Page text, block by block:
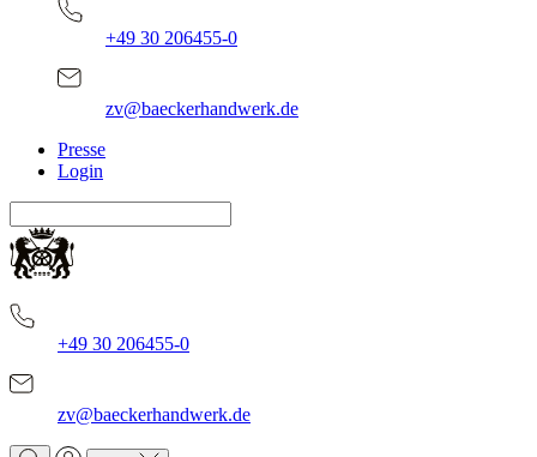
+49 30 206455-0
zv@baeckerhandwerk.de
Presse
Login
+49 30 206455-0
zv@baeckerhandwerk.de